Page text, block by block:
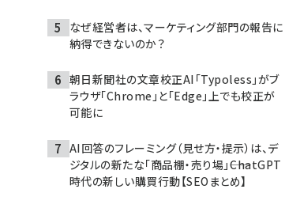
なぜ経営者は、マーケティング部門の報告に
納得できないのか？
朝日新聞社の文章校正AI「Typoless」がブ
ラウザ「Chrome」と「Edge」上でも校正が
可能に
AI回答のフレーミング（見せ方・提示）は、デ
ジタルの新たな「商品棚・売り場」――ChatGPT
時代の新しい購買行動【SEOまとめ】